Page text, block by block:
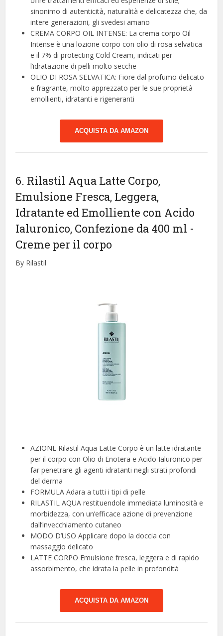
sinonimo di autenticità, naturalità e delicatezza che, da
intere generazioni, gli svedesi amano
CREMA CORPO OIL INTENSE: La crema corpo Oil
Intense è una lozione corpo con olio di rosa selvatica
e il 7% di protecting Cold Cream, indicati per
l’idratazione di pelli molto secche
OLIO DI ROSA SELVATICA: Fiore dal profumo delicato
e fragrante, molto apprezzato per le sue proprietà
emollienti, idratanti e rigeneranti
ACQUISTA DA AMAZON
6. Rilastil Aqua Latte Corpo,
Emulsione Fresca, Leggera,
Idratante ed Emolliente con Acido
Ialuronico, Confezione da 400 ml -
Creme per il corpo
By Rilastil
AZIONE Rilastil Aqua Latte Corpo è un latte idratante
per il corpo con Olio di Enotera e Acido Ialuronico per
far penetrare gli agenti idratanti negli strati profondi
del derma
FORMULA Adara a tutti i tipi di pelle
RILASTIL AQUA restituendole immediata luminosità e
morbidezza, con un’efficace azione di prevenzione
dall’invecchiamento cutaneo
MODO D’USO Applicare dopo la doccia con
massaggio delicato
LATTE CORPO Emulsione fresca, leggera e di rapido
assorbimento, che idrata la pelle in profondità
ACQUISTA DA AMAZON